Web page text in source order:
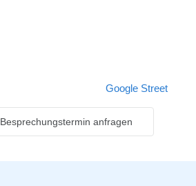
Google Street
Besprechungstermin anfragen